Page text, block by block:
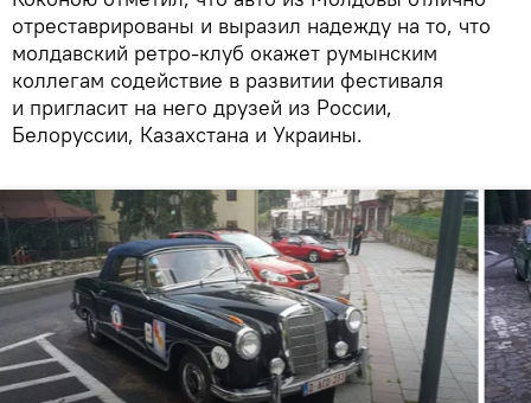
отреставрированы и выразил надежду на то, что
молдавский ретро-клуб окажет румынским
коллегам содействие в развитии фестиваля
и пригласит на него друзей из России,
Белоруссии, Казахстана и Украины.